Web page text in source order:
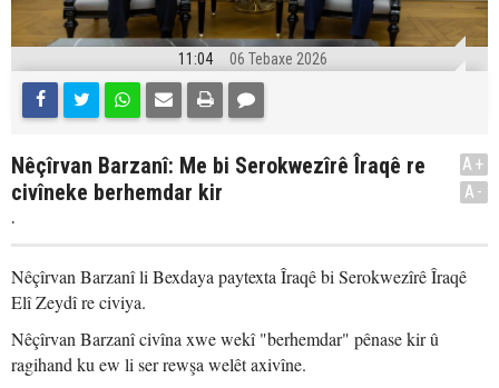
11:04 06 Tebaxe 2026
Nêçîrvan Barzanî: Me bi Serokwezîrê Îraqê re
civîneke berhemdar kir
.
A+
A-
Nêçîrvan Barzanî li Bexdaya paytexta Îraqê bi Serokwezîrê Îraqê
Elî Zeydî re civiya.
Nêçîrvan Barzanî civîna xwe wekî "berhemdar" pênase kir û
ragihand ku ew li ser rewşa welêt axivîne.